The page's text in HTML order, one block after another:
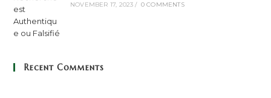
NOVEMBER 17, 2023 / 0 COMMENTS
Recent Comments